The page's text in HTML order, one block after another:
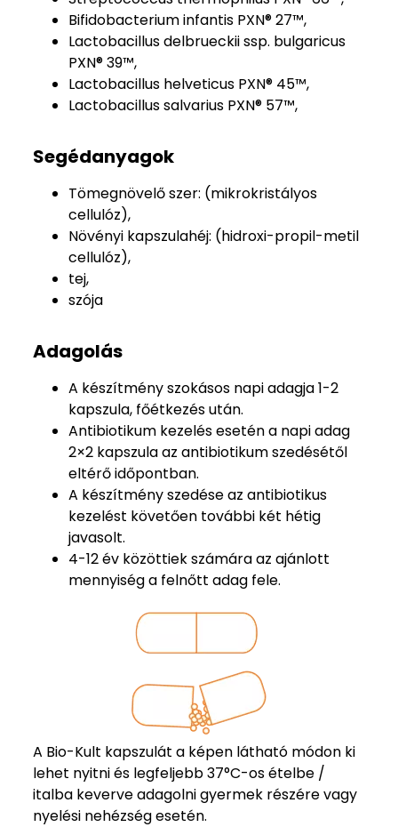
Bifidobacterium infantis PXN® 27™,
Lactobacillus delbrueckii ssp. bulgaricus
PXN® 39™,
Lactobacillus helveticus PXN® 45™,
Lactobacillus salvarius PXN® 57™,
Segédanyagok
Tömegnövelő szer: (mikrokristályos
cellulóz),
Növényi kapszulahéj: (hidroxi-propil-metil
cellulóz),
tej,
szója
Adagolás
A készítmény szokásos napi adagja 1-2
kapszula, főétkezés után.
Antibiotikum kezelés esetén a napi adag
2×2 kapszula az antibiotikum szedésétől
eltérő időpontban.
A készítmény szedése az antibiotikus
kezelést követően további két hétig
javasolt.
4-12 év közöttiek számára az ajánlott
mennyiség a felnőtt adag fele.
A Bio-Kult kapszulát a képen látható módon ki
lehet nyitni és legfeljebb 37°C-os ételbe /
italba keverve adagolni gyermek részére vagy
nyelési nehézség esetén.